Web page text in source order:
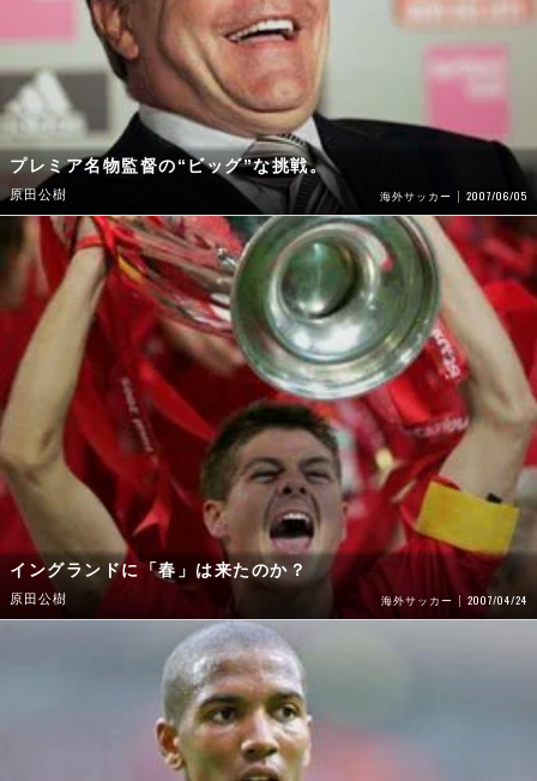
プレミア名物監督の“ビッグ”な挑戦。
原田公樹 海外サッカー 2007/06/05
イングランドに「春」は来たのか？
原田公樹 海外サッカー 2007/04/24